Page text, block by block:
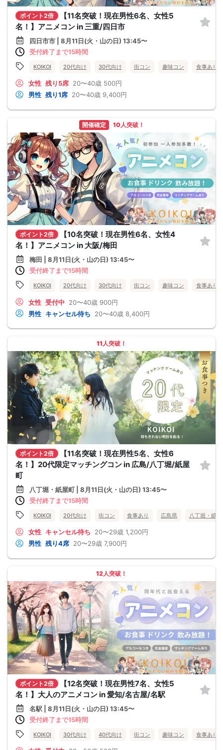
ポイント2倍
【11名突破！現在男性6名、女性5
名！】アニメコン in 三重/四日市
四日市市 | 8月11日(火・山の日) 13:45〜
受付終了まで15時間
KOIKOI 20代向け 30代向け 街コン 趣味コン 食事あり
女性 残り5席 20〜40歳 500円
男性 残り1席 20〜40歳 9,400円
開催確定 10人突破！
ポイント2倍
【10名突破！現在男性6名、女性4
名！】アニメコン in 大阪/梅田
梅田 | 8月11日(火・山の日) 13:45〜
受付終了まで15時間
KOIKOI 20代向け 30代向け 街コン 趣味コン 食事あり
女性 受付中 20〜40歳 900円
男性 キャンセル待ち 20〜40歳 8,400円
11人突破！
ポイント2倍
【11名突破！現在男性5名、女性6
名！】20代限定マッチングコン in 広島/八丁堀/紙屋
町
八丁堀・紙屋町 | 8月11日(火・山の日) 13:45〜
受付終了まで15時間
KOIKOI 20代向け 街コン 食事あり 広島県 八丁堀・紙
女性 キャンセル待ち 20〜29歳 1,200円
男性 残り4席 20〜29歳 7,900円
12人突破！
ポイント2倍
【12名突破！現在男性7名、女性5
名！】大人のアニメコン in 愛知/名古屋/名駅
名駅 | 8月11日(火・山の日) 13:45〜
受付終了まで15時間
KOIKOI 30代向け 40代向け 街コン 趣味コン 食事あり